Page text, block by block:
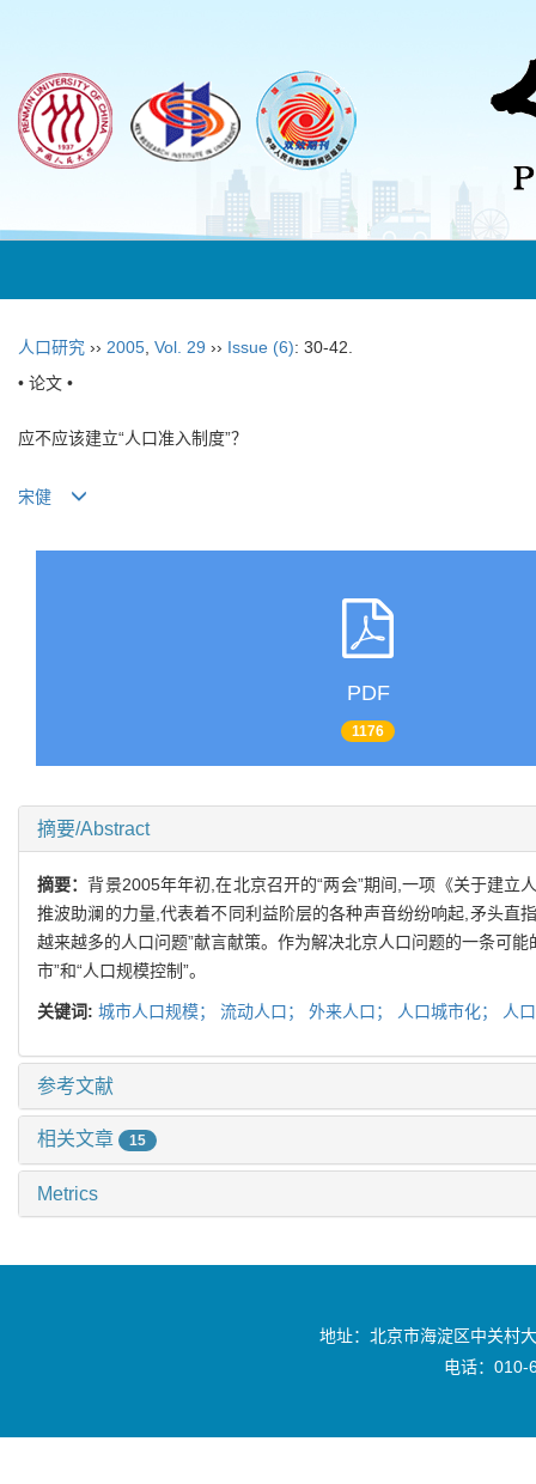
人口研究 ›› 2005 Vol. 29 ›› Issue (6): 30-42.
• 论文 •
应不应该建立“人口准入制度”？
宋健
PDF
1176
摘要/Abstract
摘要：背景2005年年初,在北京召开的“两会”期间,一项《关于建
推波助澜的力量,代表着不同利益阶层的各种声音纷纷响起,矛头直
越来越多的人口问题”献言献策。作为解决北京人口问题的一条可
市”和“人口规模控制”。
关键词: 城市人口规模； 流动人口； 外来人口； 人口城市化； 人
参考文献
相关文章 15
Metrics
地址：北京市海淀区中关村
电话：